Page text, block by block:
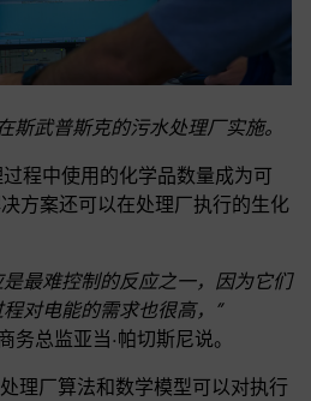
斯武普斯克的污水处理厂实施。
程中使用的化学品数量成为可
方案还可以在处理厂执行的生化
最难控制的反应之一，因为它们
对电能的需求也很高，”
务总监亚当·帕切斯尼说。
理厂算法和数学模型可以对执行